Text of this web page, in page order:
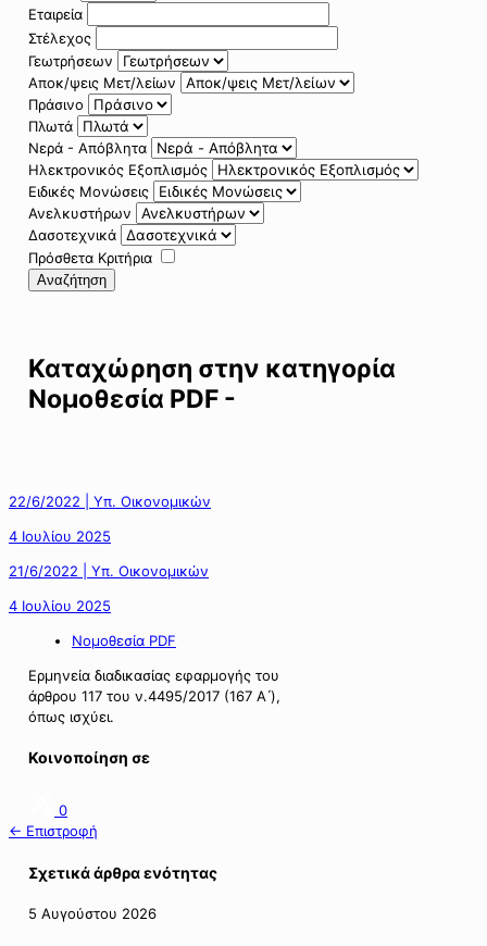
Εταιρεία
Στέλεχος
Γεωτρήσεων
Αποκ/ψεις Μετ/λείων
Πράσινο
Πλωτά
Νερά - Απόβλητα
Ηλεκτρονικός Εξοπλισμός
Ειδικές Μονώσεις
Ανελκυστήρων
Δασοτεχνικά
Πρόσθετα Κριτήρια
Αναζήτηση
Καταχώρηση στην κατηγορία
Νομοθεσία PDF -
22/6/2022 | Υπ. Οικονομικών
4 Ιουλίου 2025
21/6/2022 | Υπ. Οικονομικών
4 Ιουλίου 2025
Νομοθεσία PDF
Ερμηνεία διαδικασίας εφαρμογής του
άρθρου 117 του ν.4495/2017 (167 Α ́),
όπως ισχύει.
Κοινοποίηση σε
0
← Επιστροφή
Σχετικά άρθρα ενότητας
5 Αυγούστου 2026